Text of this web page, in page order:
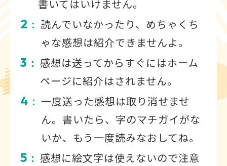
書いてはいけません。
2 ： 読んでいなかったり、めちゃくち
ゃな感想は紹介できませんよ。
3 ： 感想は送ってからすぐにはホーム
ページに紹介はされません。
4 ： 一度送った感想は取り消せませ
ん。書いたら、字のマチガイがな
いか、もう一度読みなおしてね。
5 ： 感想に絵文字は使えないので注意